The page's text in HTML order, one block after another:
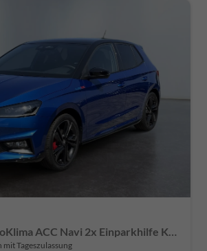
130 1,5 TSI DSG 2 ZoKlima ACC Navi 2x Einparkhilfe Kessy 18 Zoll beheiztes Lenkrad Sitzheizung Sunset 5J Garantie
Tageszulassung